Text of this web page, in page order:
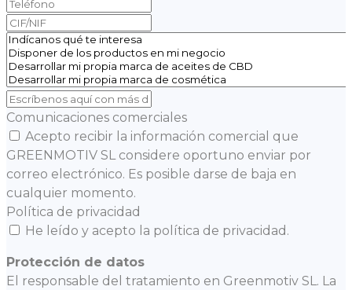
Comunicaciones comerciales
Acepto recibir la información comercial que
GREENMOTIV SL considere oportuno enviar por
correo electrónico. Es posible darse de baja en
cualquier momento.
Política de privacidad
He leído y acepto la política de privacidad.
Protección de datos
El responsable del tratamiento en Greenmotiv SL. La